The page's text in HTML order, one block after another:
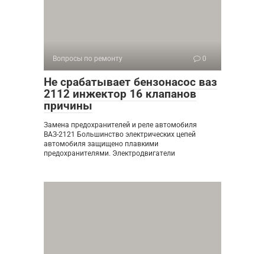
Вопросы по ремонту 0
Не срабатывает бензонасос ваз
2112 инжектор 16 клапанов
причины
Замена предохранителей и реле автомобиля
ВАЗ-2121 Большинство электрических цепей
автомобиля защищено плавкими
предохранителями. Электродвигатели